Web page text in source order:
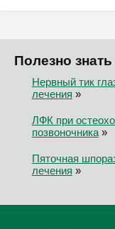
Полезно знать
Нервный тик
лечения »
ЛФК при
позвоночника»
Пяточная
лечения »